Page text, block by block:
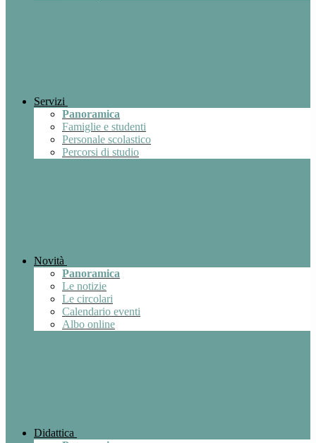
Servizi
Panoramica
Famiglie e studenti
Personale scolastico
Percorsi di studio
Novità
Panoramica
Le notizie
Le circolari
Calendario eventi
Albo online
Didattica